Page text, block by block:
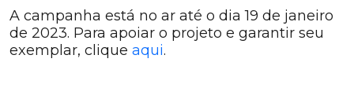
A campanha está no ar até o dia 19 de janeiro
de 2023. Para apoiar o projeto e garantir seu
exemplar, clique aqui.